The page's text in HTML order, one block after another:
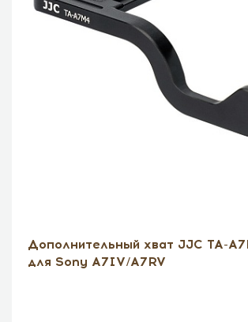
Дополнительный хват JJC TA-
для Sony A7IV/A7RV